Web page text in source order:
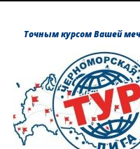
Точным курсом Вашей